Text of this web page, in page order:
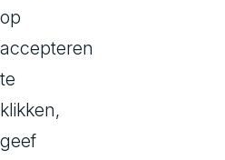
op
accepteren
te
klikken,
geef